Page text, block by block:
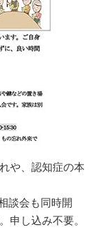
や、認知症の本
談会も同時開
申し込み不要。